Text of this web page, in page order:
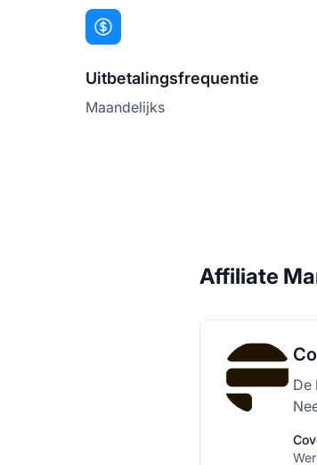
Uitbetalingsfrequentie
Maandelijks
Affiliate
De